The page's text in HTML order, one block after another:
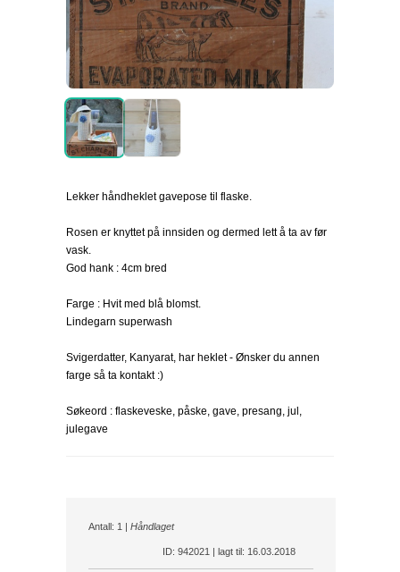
Lekker håndheklet gavepose til flaske.
Rosen er knyttet på innsiden og dermed lett å ta av før
vask.
God hank : 4cm bred
Farge : Hvit med blå blomst.
Lindegarn superwash
Svigerdatter, Kanyarat, har heklet - Ønsker du annen
farge så ta kontakt :)
Søkeord : flaskeveske, påske, gave, presang, jul,
julegave
Antall: 1 | Håndlaget
ID: 942021 | lagt til: 16.03.2018